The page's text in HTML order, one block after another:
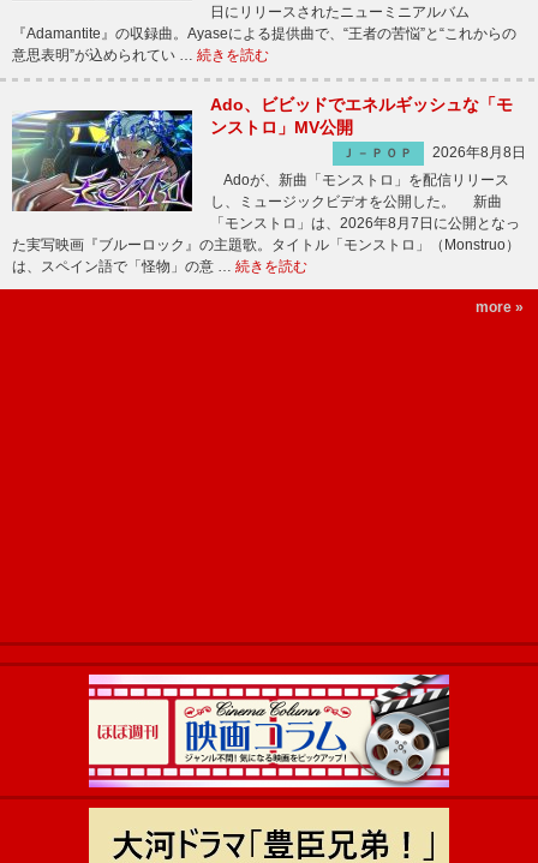
日にリリースされたニューミニアルバム
『Adamantite』の収録曲。Ayaseによる提供曲で、“王者の苦悩”と“これからの
意思表明”が込められてい … 続きを読む
Ado、ビビッドでエネルギッシュな「モ
ンストロ」MV公開
Ｊ－ＰＯＰ
2026年8月8日
Adoが、新曲「モンストロ」を配信リリース
し、ミュージックビデオを公開した。 新曲
「モンストロ」は、2026年8月7日に公開となっ
た実写映画『ブルーロック』の主題歌。タイトル「モンストロ」（Monstruo）
は、スペイン語で「怪物」の意 … 続きを読む
more »